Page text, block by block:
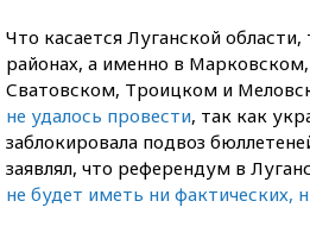
Что касается Луганской
районах, а именно в
Сватовском, Троицком и
не удалось провести, так как
заблокировала подвоз
заявлял, что референдум в
не будет иметь ни фактических,